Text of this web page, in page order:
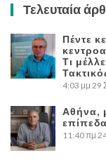
Τελευταία
Πέντε
Τι
4:03 μμ 29
Αθήνα,
11:40 πμ